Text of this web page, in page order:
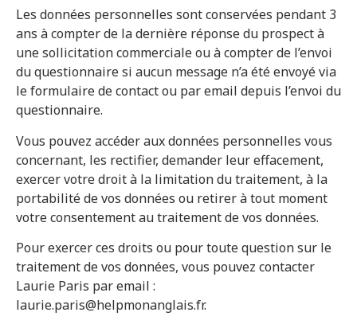
Les données personnelles sont conservées pendant 3
ans à compter de la dernière réponse du prospect à
une sollicitation commerciale ou à compter de l’envoi
du questionnaire si aucun message n’a été envoyé via
le formulaire de contact ou par email depuis l’envoi du
questionnaire.
Vous pouvez accéder aux données personnelles vous
concernant, les rectifier, demander leur effacement,
exercer votre droit à la limitation du traitement, à la
portabilité de vos données ou retirer à tout moment
votre consentement au traitement de vos données.
Pour exercer ces droits ou pour toute question sur le
traitement de vos données, vous pouvez contacter
Laurie Paris par email :
laurie.paris@helpmonanglais.fr.